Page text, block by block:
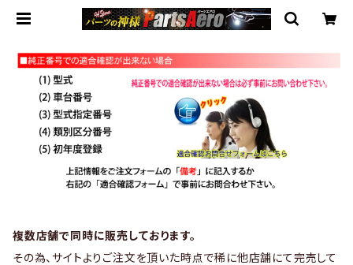
複数店舗で同時に販売しております。
その為、サイトよりご注文を頂いた時点で稀に他店舗にて完売して